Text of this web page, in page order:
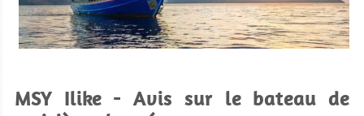
MSY Ilike - Avis sur le bateau de